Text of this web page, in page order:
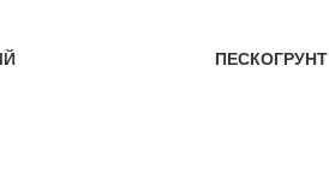
ПЕСКОГРУНТ